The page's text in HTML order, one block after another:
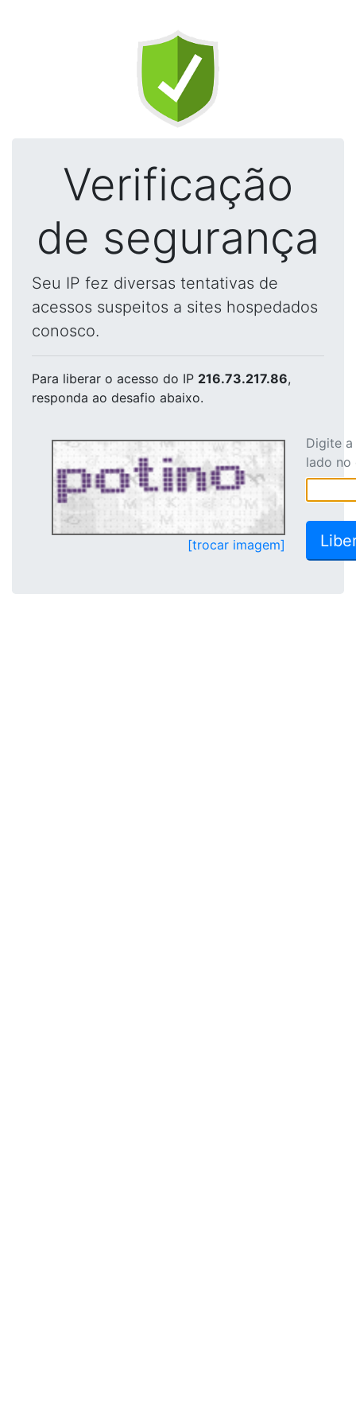
Verificação
de segurança
Seu IP fez diversas tentativas de
acessos suspeitos a sites hospedados
conosco.
Para liberar o acesso do IP 216.73.217.86,
responda ao desafio abaixo.
[trocar imagem]
Digite
lado no